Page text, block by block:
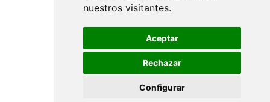
nuestros visitantes.
Aceptar
Rechazar
Configurar